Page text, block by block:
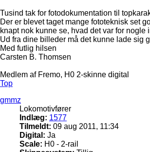
Tusind tak for fotodokumentation til
Der er blevet taget mange fototeknisk set
knapt nok kunne se, hvad det var for
Ud fra dine billeder må det kunne lade sig
Med futlig hilsen
Carsten B. Thomsen
Medlem af Fremo, H0 2-skinne digital
Top
gmmz
Lokomotivfører
Indlæg: 1577
Tilmeldt: 09 aug 2011, 11:34
Digital: Ja
Scale: H0 - 2-rail